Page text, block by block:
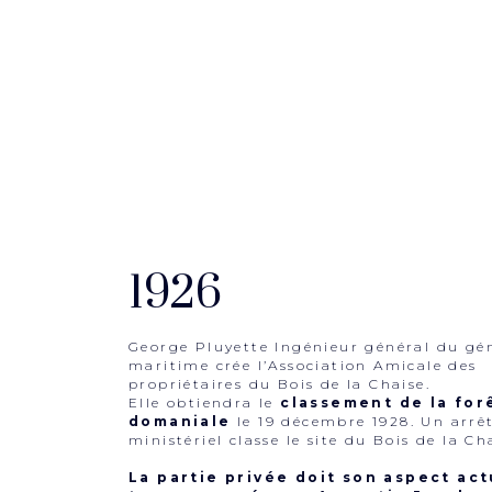
1926
George Pluyette Ingénieur général du
maritime crée l’Association Amicale des
propriétaires du Bois de la Chaise.
Elle obtiendra le classement de la
domaniale
le 19 décembre 1928. Un
ministériel classe le site du Bois de la
La partie privée doit son aspect